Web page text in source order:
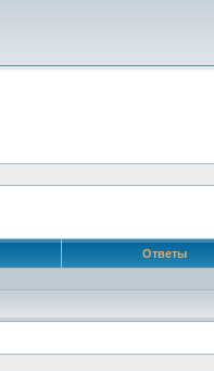
Ответы